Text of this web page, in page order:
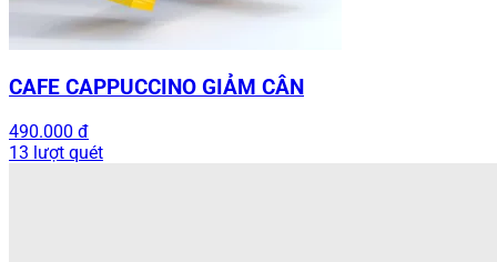
CAFE CAPPUCCINO GIẢM CÂN
490.000 đ
13 lượt quét